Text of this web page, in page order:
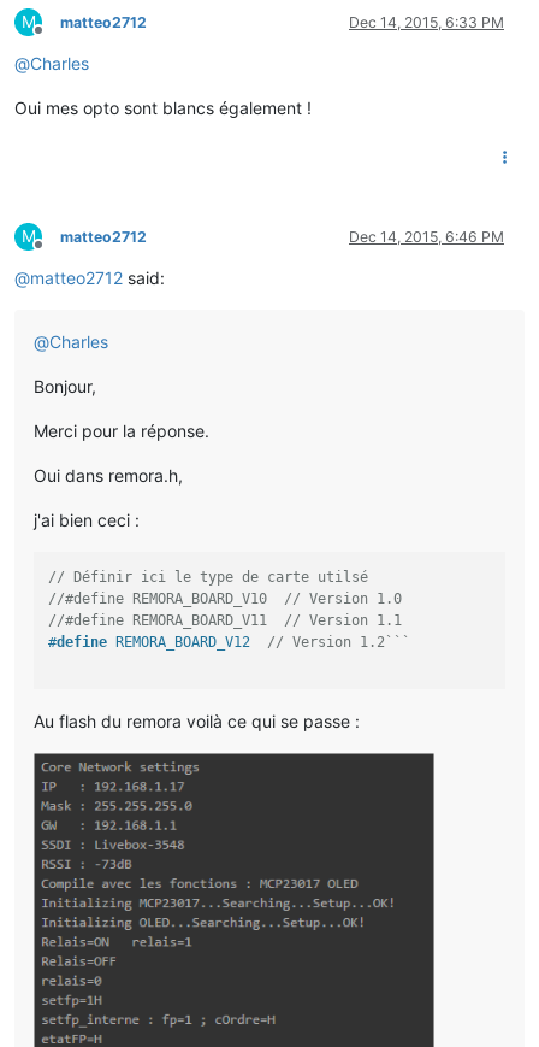
M
Offline
matteo2712 Dec 14, 2015, 6:33 PM
@Charles
Oui mes opto sont blancs également !
M
Offline
matteo2712 Dec 14, 2015, 6:46 PM
@matteo2712 said:
@Charles
Bonjour,
Merci pour la réponse.
Oui dans remora.h,
j'ai bien ceci :
// Définir ici le type de carte utilsé
//#define REMORA_BOARD_V10  // Version 1.0
//#define REMORA_BOARD_V11  // Version 1.1
#define REMORA_BOARD_V12 // Version 1.2```
Au flash du remora voilà ce qui se passe :